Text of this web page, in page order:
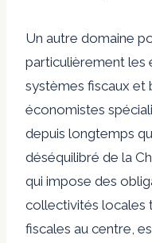
Un autre domaine
particulièrement les
systèmes fiscaux et
économistes
depuis longtemps
déséquilibré de la
qui impose des
collectivités locales
fiscales au centre,